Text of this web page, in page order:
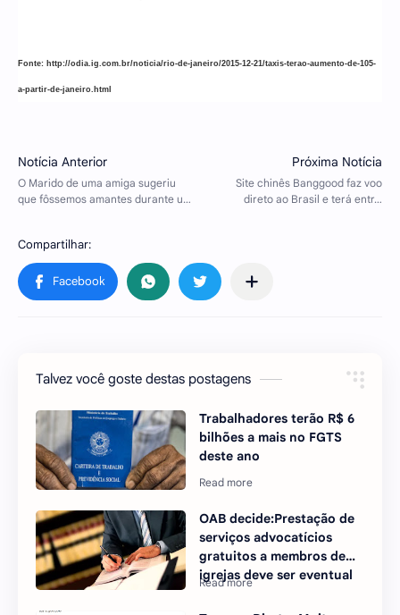
Fonte: http://odia.ig.com.br/noticia/rio-de-janeiro/2015-12-21/taxis-terao-aumento-de-105-
a-partir-de-janeiro.html
Talvez você goste destas postagens
Trabalhadores terão R$ 6
bilhões a mais no FGTS
deste ano
OAB decide:Prestação de
serviços advocatícios
gratuitos a membros de
igrejas deve ser eventual